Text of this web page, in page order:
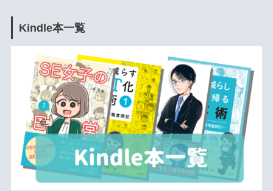
Kindle本一覧